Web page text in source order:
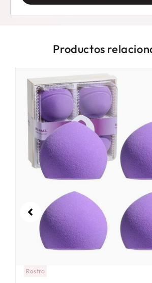
Productos
Rostro